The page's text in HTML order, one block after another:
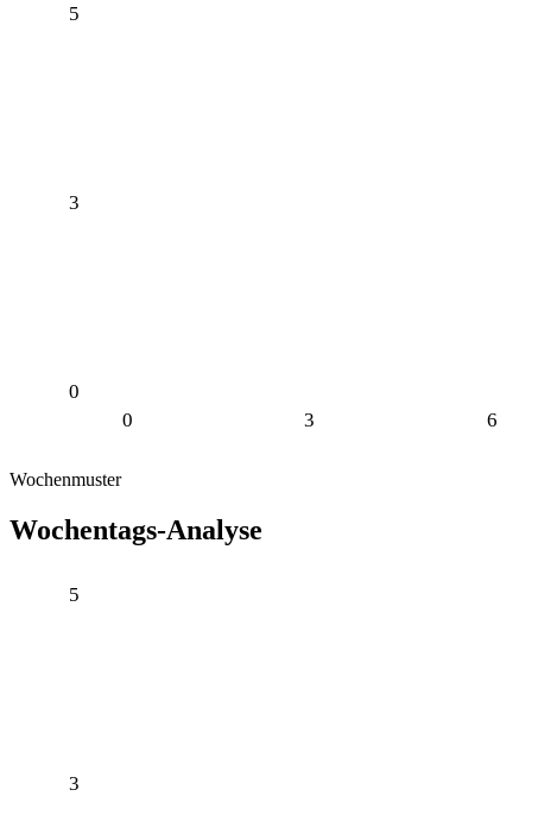
0
3
5
0 3 6
Wochenmuster
Wochentags-Analyse
3
5